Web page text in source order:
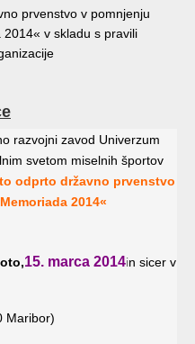
prvenstvo v pomnjenju
2014« v skladu s pravili
razvojni zavod Univerzum
svetom miselnih športov
odprto državno prvenstvo
2014«
15. marca 2014in sicer v
Maribor)